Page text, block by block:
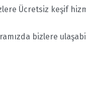
Ücretsiz keşif
bizlere